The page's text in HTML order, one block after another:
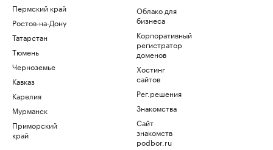
Пермский край
Ростов-на-Дону
Татарстан
Тюмень
Черноземье
Кавказ
Карелия
Мурманск
Приморский
край
Облако для
бизнеса
Корпоративный
регистратор
доменов
Хостинг
сайтов
Рег.решения
Знакомства
Сайт
знакомств
podbor.ru